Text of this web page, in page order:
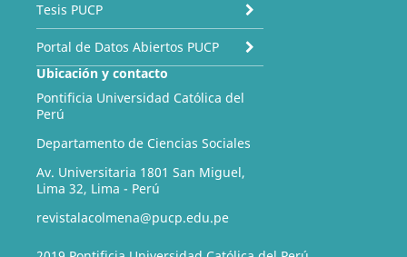
Tesis PUCP
Portal de Datos Abiertos PUCP
Ubicación y contacto
Pontificia Universidad Católica del
Perú
Departamento de Ciencias Sociales
Av. Universitaria 1801 San Miguel,
Lima 32, Lima - Perú
revistalacolmena@pucp.edu.pe